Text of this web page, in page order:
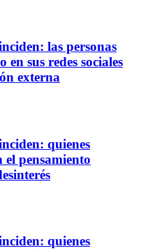
las personas
sus redes sociales
externa
quienes
el pensamiento
quienes